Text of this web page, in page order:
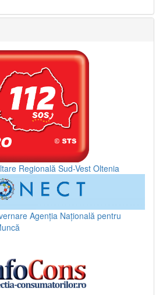
Regională Sud-Vest Oltenia
Agenția Națională pentru